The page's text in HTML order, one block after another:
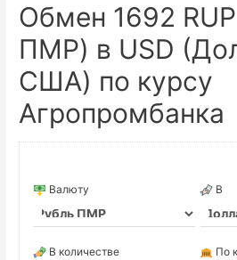
Обмен 1692
ПМР) в USD
США) по курсу
Агропромбанка
Валюту В
В количестве По